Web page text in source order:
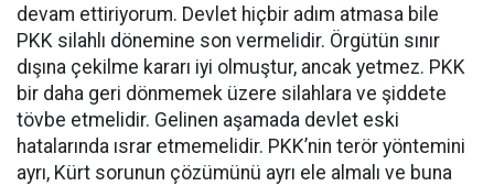
devam ettiriyorum. Devlet hiçbir adım atmasa bile
PKK silahlı dönemine son vermelidir. Örgütün sınır
dışına çekilme kararı iyi olmuştur, ancak yetmez. PKK
bir daha geri dönmemek üzere silahlara ve şiddete
tövbe etmelidir. Gelinen aşamada devlet eski
hatalarında ısrar etmemelidir. PKK’nin terör yöntemini
ayrı, Kürt sorunun çözümünü ayrı ele almalı ve buna